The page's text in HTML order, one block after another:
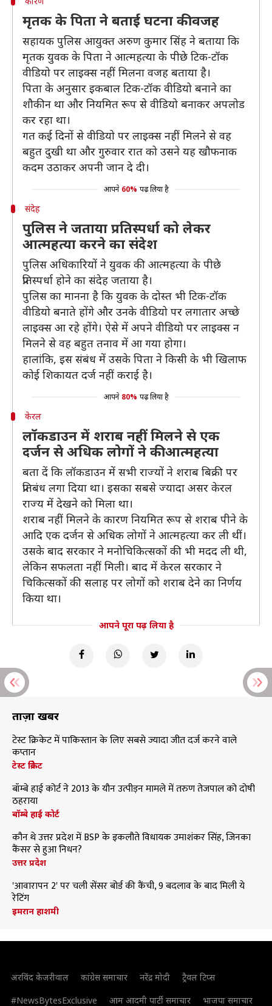
मृतक के पिता ने बताई घटना की वजह
सहायक पुलिस आयुक्त अरुण कुमार सिंह ने बताया कि
मृतक युवक के पिता ने आत्महत्या के पीछे टिक-टॉक
वीडियो पर लाइक्स नहीं मिलना वजह बताया है।
पिता के अनुसार इकबाल टिक-टॉक वीडियो बनाने का
शौकीन था और नियमित रूप से वीडियो बनाकर अपलोड
कर रहा था।
गत कई दिनों से वीडियो पर लाइक्स नहीं मिलने से वह
बहुत दुखी था और गुरुवार रात को उसने यह खौफनाक
कदम उठाकर अपनी जान दे दी।
आपने 60% पढ़ लिया है
संदेह
पुलिस ने जताया प्रतिस्पर्धा को लेकर
आत्महत्या करने का संदेश
पुलिस अधिकारियों ने युवक की आत्महत्या के पीछे
प्रतिस्पर्धा होने का संदेह जताया है।
पुलिस का मानना है कि युवक के दोस्त भी टिक-टॉक
वीडियो बनाते होंगे और उनके वीडियो पर लगातार अच्छे
लाइक्स आ रहे होंगे। ऐसे में अपने वीडियो पर लाइक्स न
मिलने से वह बहुत तनाव में आ गया होगा।
हालांकि, इस संबंध में उसके पिता ने किसी के भी खिलाफ
कोई शिकायत दर्ज नहीं कराई है।
आपने 80% पढ़ लिया है
केरल
लॉकडाउन में शराब नहीं मिलने से एक
दर्जन से अधिक लोगों ने की आत्महत्या
बता दें कि लॉकडाउन में सभी राज्यों ने शराब बिक्री पर
प्रतिबंध लगा दिया था। इसका सबसे ज्यादा असर केरल
राज्य में देखने को मिला था।
शराब नहीं मिलने के कारण नियमित रूप से शराब पीने के
आदि एक दर्जन से अधिक लोगों ने आत्महत्या कर ली थीं।
उसके बाद सरकार ने मनोचिकित्सकों की भी मदद ली थी,
लेकिन सफलता नहीं मिली। बाद में केरल सरकार ने
चिकित्सकों की सलाह पर लोगों को शराब देने का निर्णय
किया था।
आपने पूरा पढ़ लिया है
ताज़ा खबरें
टेस्ट क्रिकेट में पाकिस्तान के लिए सबसे ज्यादा जीत दर्ज करने वाले
कप्तान
टेस्ट क्रिकेट
बॉम्बे हाई कोर्ट ने 2013 के यौन उत्पीड़न मामले में तरुण तेजपाल को दोषी
ठहराया
बॉम्बे हाई कोर्ट
कौन थे उत्तर प्रदेश में BSP के इकलौते विधायक उमाशंकर सिंह, जिनका
कैंसर से हुआ निधन?
उत्तर प्रदेश
'आवारापन 2' पर चली सेंसर बोर्ड की कैंची, 9 बदलाव के बाद मिली ये
रेटिंग
इमरान हाशमी
अरविंद केजरीवाल कांग्रेस समाचार नरेंद्र मोदी
ट्रैवल टिप्स
#NewsBytesExclusive
आम आदमी पार्टी समाचार भाजपा समाचार